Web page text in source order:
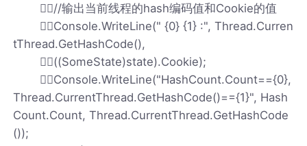
//输出当前线程的hash编码值和Cookie的值
Console.WriteLine(" {0} {1} :", Thread.Curren
tThread.GetHashCode(),
((SomeState)state).Cookie);
Console.WriteLine("HashCount.Count=={0},
Thread.CurrentThread.GetHashCode()=={1}", Hash
Count.Count, Thread.CurrentThread.GetHashCode
());